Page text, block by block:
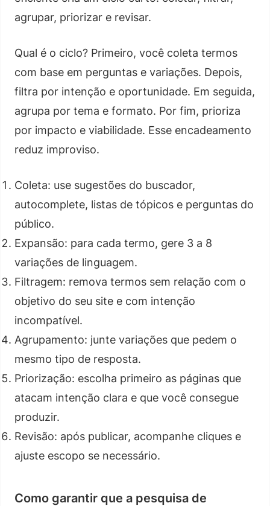
agrupar, priorizar e revisar.
Qual é o ciclo? Primeiro, você coleta termos
com base em perguntas e variações. Depois,
filtra por intenção e oportunidade. Em seguida,
agrupa por tema e formato. Por fim, prioriza
por impacto e viabilidade. Esse encadeamento
reduz improviso.
Coleta: use sugestões do buscador,
autocomplete, listas de tópicos e perguntas do
público.
Expansão: para cada termo, gere 3 a 8
variações de linguagem.
Filtragem: remova termos sem relação com o
objetivo do seu site e com intenção
incompatível.
Agrupamento: junte variações que pedem o
mesmo tipo de resposta.
Priorização: escolha primeiro as páginas que
atacam intenção clara e que você consegue
produzir.
Revisão: após publicar, acompanhe cliques e
ajuste escopo se necessário.
Como garantir que a pesquisa de